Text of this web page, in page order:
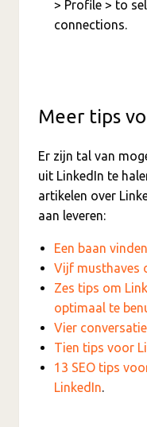
> Profile > to
connections.
Meer tips
Er zijn tal van
uit LinkedIn te
artikelen over
aan leveren:
Een baan
Vijf musthaves
Zes tips om
optimaal te
Vier
Tien tips voor
13 SEO tips
LinkedIn.